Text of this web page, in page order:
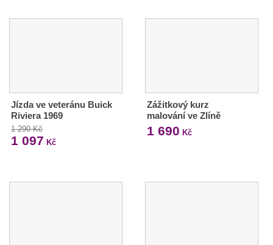
Jízda ve veteránu Buick
Riviera 1969
1 290 Kč
1 097 Kč
Zážitkový kurz
malování ve Zlíně
1 690 Kč